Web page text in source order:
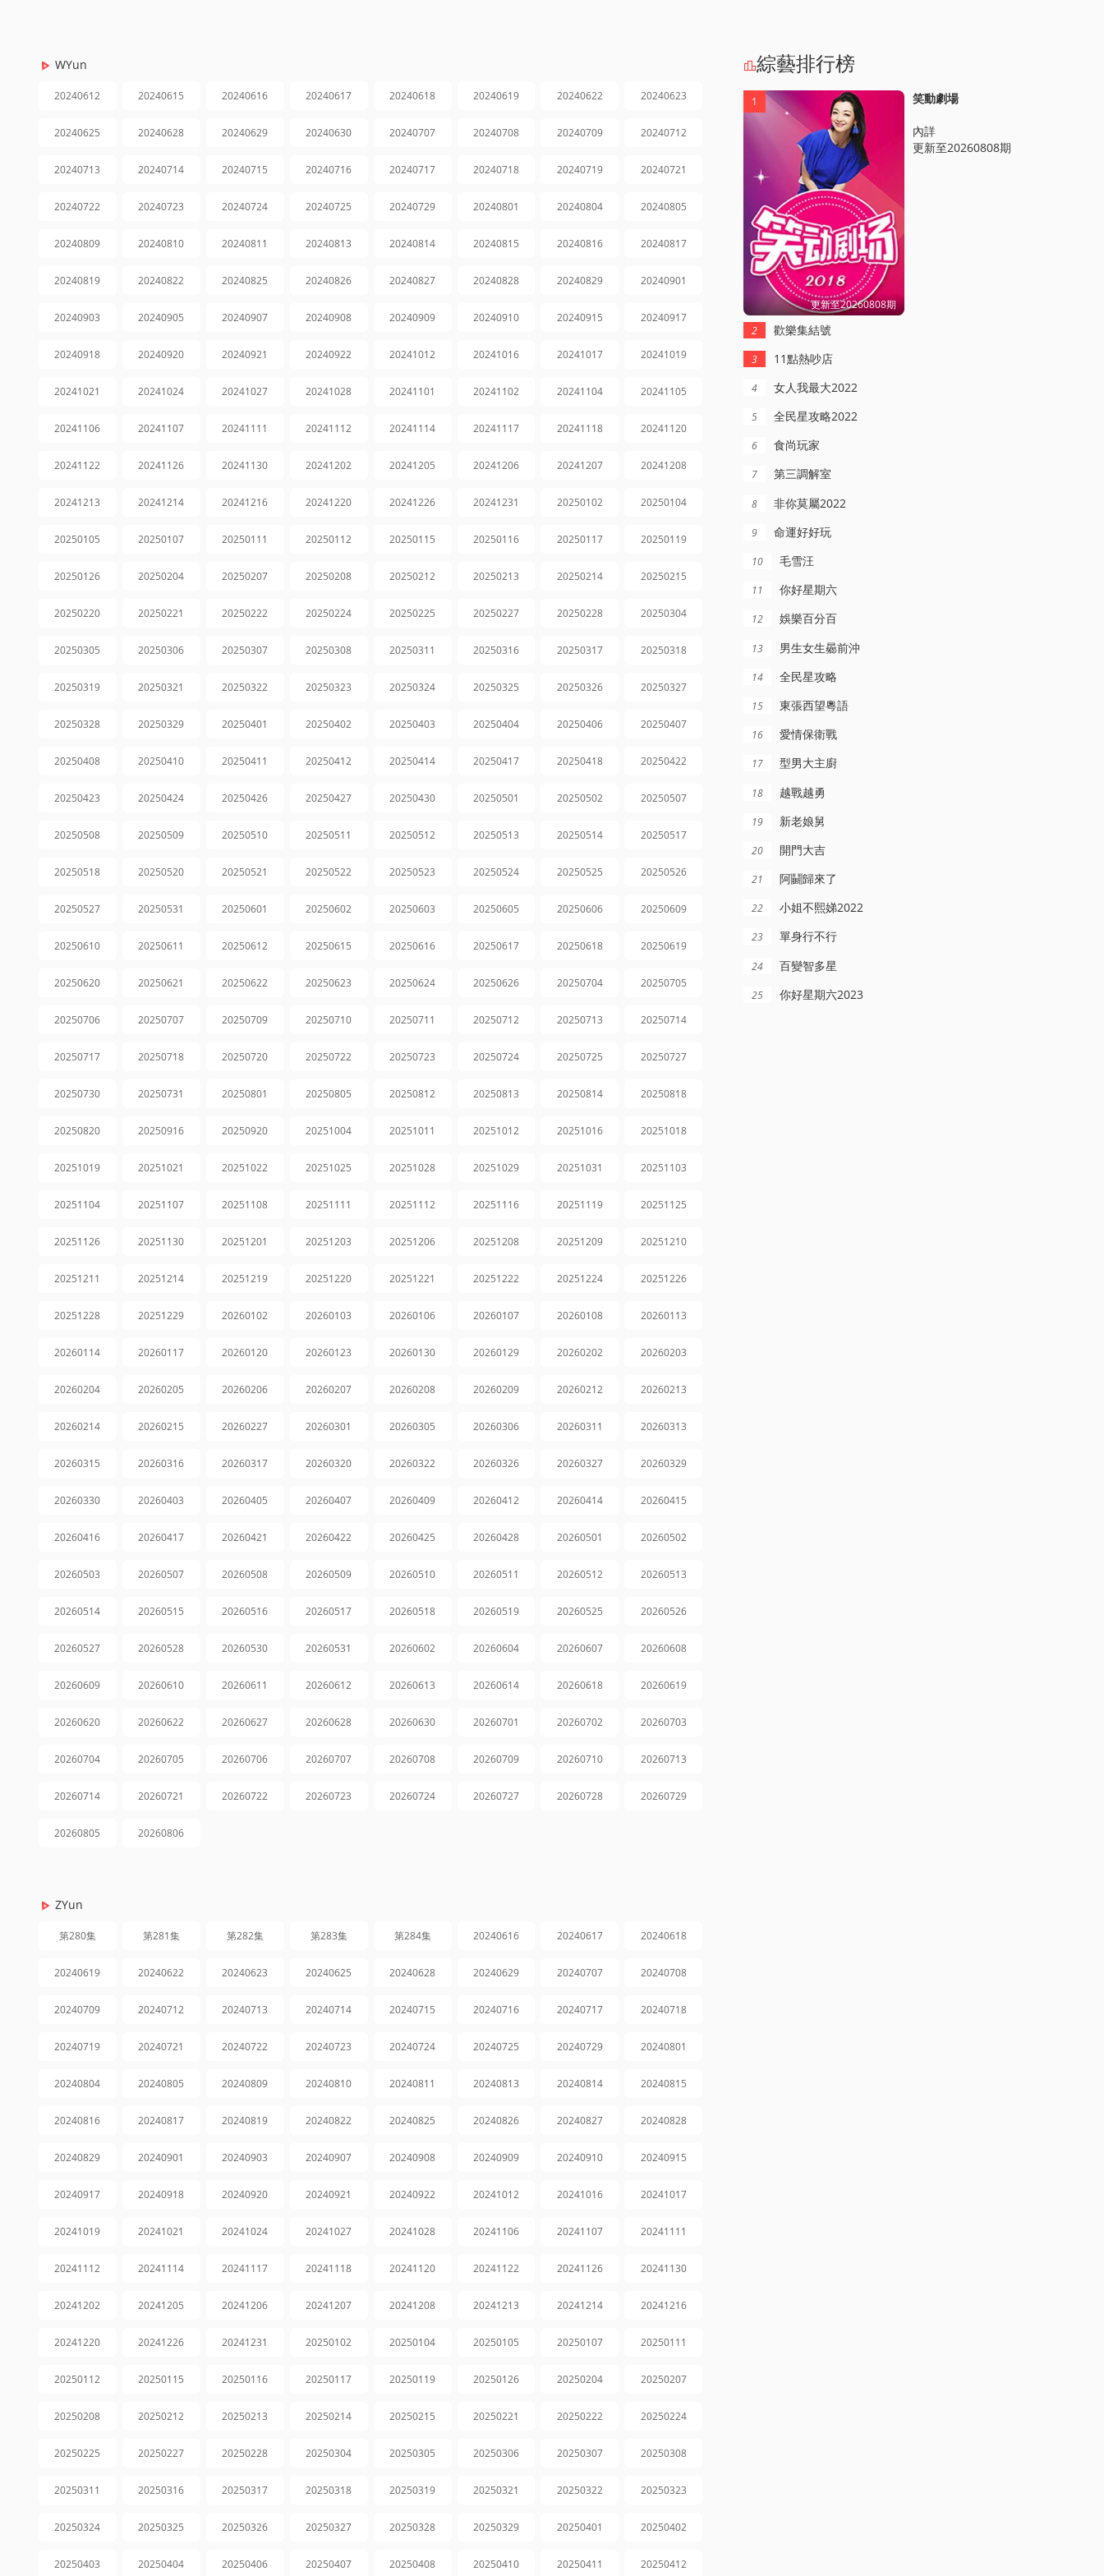
WYun
20240612 20240615 20240616 20240617 20240618 20240619 20240622 20240623
20240625 20240628 20240629 20240630 20240707 20240708 20240709 20240712
20240713 20240714 20240715 20240716 20240717 20240718 20240719 20240721
20240722 20240723 20240724 20240725 20240729 20240801 20240804 20240805
20240809 20240810 20240811 20240813 20240814 20240815 20240816 20240817
20240819 20240822 20240825 20240826 20240827 20240828 20240829 20240901
20240903 20240905 20240907 20240908 20240909 20240910 20240915 20240917
20240918 20240920 20240921 20240922 20241012 20241016 20241017 20241019
20241021 20241024 20241027 20241028 20241101 20241102 20241104 20241105
20241106 20241107 20241111 20241112 20241114 20241117 20241118 20241120
20241122 20241126 20241130 20241202 20241205 20241206 20241207 20241208
20241213 20241214 20241216 20241220 20241226 20241231 20250102 20250104
20250105 20250107 20250111 20250112 20250115 20250116 20250117 20250119
20250126 20250204 20250207 20250208 20250212 20250213 20250214 20250215
20250220 20250221 20250222 20250224 20250225 20250227 20250228 20250304
20250305 20250306 20250307 20250308 20250311 20250316 20250317 20250318
20250319 20250321 20250322 20250323 20250324 20250325 20250326 20250327
20250328 20250329 20250401 20250402 20250403 20250404 20250406 20250407
20250408 20250410 20250411 20250412 20250414 20250417 20250418 20250422
20250423 20250424 20250426 20250427 20250430 20250501 20250502 20250507
20250508 20250509 20250510 20250511 20250512 20250513 20250514 20250517
20250518 20250520 20250521 20250522 20250523 20250524 20250525 20250526
20250527 20250531 20250601 20250602 20250603 20250605 20250606 20250609
20250610 20250611 20250612 20250615 20250616 20250617 20250618 20250619
20250620 20250621 20250622 20250623 20250624 20250626 20250704 20250705
20250706 20250707 20250709 20250710 20250711 20250712 20250713 20250714
20250717 20250718 20250720 20250722 20250723 20250724 20250725 20250727
20250730 20250731 20250801 20250805 20250812 20250813 20250814 20250818
20250820 20250916 20250920 20251004 20251011 20251012 20251016 20251018
20251019 20251021 20251022 20251025 20251028 20251029 20251031 20251103
20251104 20251107 20251108 20251111 20251112 20251116 20251119 20251125
20251126 20251130 20251201 20251203 20251206 20251208 20251209 20251210
20251211 20251214 20251219 20251220 20251221 20251222 20251224 20251226
20251228 20251229 20260102 20260103 20260106 20260107 20260108 20260113
20260114 20260117 20260120 20260123 20260130 20260129 20260202 20260203
20260204 20260205 20260206 20260207 20260208 20260209 20260212 20260213
20260214 20260215 20260227 20260301 20260305 20260306 20260311 20260313
20260315 20260316 20260317 20260320 20260322 20260326 20260327 20260329
20260330 20260403 20260405 20260407 20260409 20260412 20260414 20260415
20260416 20260417 20260421 20260422 20260425 20260428 20260501 20260502
20260503 20260507 20260508 20260509 20260510 20260511 20260512 20260513
20260514 20260515 20260516 20260517 20260518 20260519 20260525 20260526
20260527 20260528 20260530 20260531 20260602 20260604 20260607 20260608
20260609 20260610 20260611 20260612 20260613 20260614 20260618 20260619
20260620 20260622 20260627 20260628 20260630 20260701 20260702 20260703
20260704 20260705 20260706 20260707 20260708 20260709 20260710 20260713
20260714 20260721 20260722 20260723 20260724 20260727 20260728 20260729
20260805 20260806
ZYun
第280集 第281集 第282集 第283集 第284集 20240616 20240617 20240618
20240619 20240622 20240623 20240625 20240628 20240629 20240707 20240708
20240709 20240712 20240713 20240714 20240715 20240716 20240717 20240718
20240719 20240721 20240722 20240723 20240724 20240725 20240729 20240801
20240804 20240805 20240809 20240810 20240811 20240813 20240814 20240815
20240816 20240817 20240819 20240822 20240825 20240826 20240827 20240828
20240829 20240901 20240903 20240907 20240908 20240909 20240910 20240915
20240917 20240918 20240920 20240921 20240922 20241012 20241016 20241017
20241019 20241021 20241024 20241027 20241028 20241106 20241107 20241111
20241112 20241114 20241117 20241118 20241120 20241122 20241126 20241130
20241202 20241205 20241206 20241207 20241208 20241213 20241214 20241216
20241220 20241226 20241231 20250102 20250104 20250105 20250107 20250111
20250112 20250115 20250116 20250117 20250119 20250126 20250204 20250207
20250208 20250212 20250213 20250214 20250215 20250221 20250222 20250224
20250225 20250227 20250228 20250304 20250305 20250306 20250307 20250308
20250311 20250316 20250317 20250318 20250319 20250321 20250322 20250323
20250324 20250325 20250326 20250327 20250328 20250329 20250401 20250402
20250403 20250404 20250406 20250407 20250408 20250410 20250411 20250412
綜藝排行榜
更新至20260808期
1 笑動劇場
內詳
更新至20260808期
2 歡樂集結號
3 11點熱吵店
4 女人我最大2022
5 全民星攻略2022
6 食尚玩家
7 第三調解室
8 非你莫屬2022
9 命運好好玩
10 毛雪汪
11 你好星期六
12 娛樂百分百
13 男生女生曏前沖
14 全民星攻略
15 東張西望粵語
16 愛情保衛戰
17 型男大主廚
18 越戰越勇
19 新老娘舅
20 開門大吉
21 阿鬭歸來了
22 小姐不熙娣2022
23 單身行不行
24 百變智多星
25 你好星期六2023